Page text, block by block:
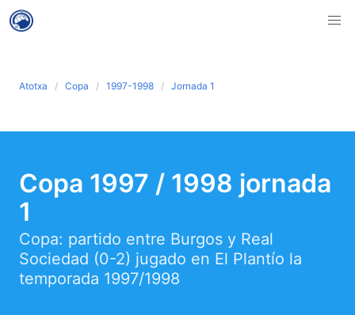
Atotxa Copa 1997-1998 Jornada 1
Copa 1997 / 1998 jornada
1
Copa: partido entre Burgos y Real
Sociedad (0-2) jugado en El Plantío la
temporada 1997/1998